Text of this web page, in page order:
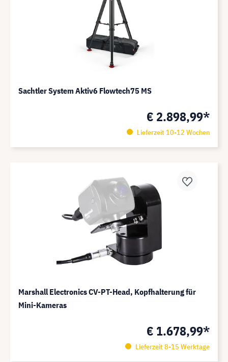
Sachtler System Aktiv6 Flowtech75 MS
€ 2.898,99*
Lieferzeit 10-12 Wochen
Marshall Electronics CV-PT-Head, Kopfhalterung für
Mini-Kameras
€ 1.678,99*
Lieferzeit 8-15 Werktage